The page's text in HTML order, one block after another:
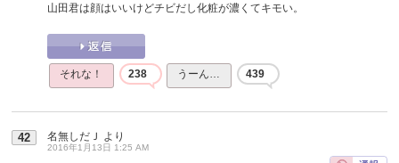
山田君は顔はいいけどチビだし化粧が濃くてキモい。
それな！ 238 うーん… 439
42 名無しだＪ より
2016年1月13日 1:25 AM